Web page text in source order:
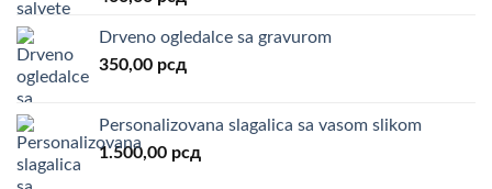
Drveno ogledalce sa gravurom
350,00 рсд
Personalizovana slagalica sa vasom slikom
1.500,00 рсд